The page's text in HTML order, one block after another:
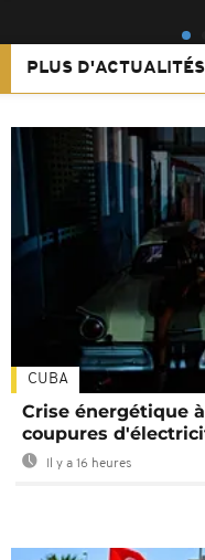
PLUS D'ACTUALITÉS
CUBA
Crise énergétique
coupures
Il y a 16 heures